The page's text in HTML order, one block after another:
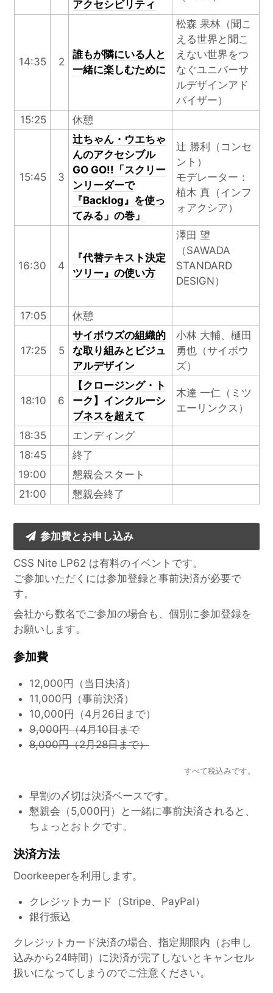
アクセシビリティ
14:35 2
誰もが隣にいる人と
一緒に楽しむために
松森 果林（聞こ
える世界と聞こ
えない世界をつ
なぐユニバーサ
ルデザインアド
バイザー）
15:25
休憩
15:45 3
辻ちゃん・ウエちゃ
んのアクセシブル
GO GO!!「スクリー
ンリーダーで
『Backlog』を使っ
てみる」の巻」
辻 勝利（コンセ
ント）
モデレーター：
植木 真（インフ
ォアクシア）
16:30 4
『代替テキスト決定
ツリー』の使い方
澤田 望
（SAWADA
STANDARD
DESIGN）
17:05 休憩
17:25 5
サイボウズの組織的
な取り組みとビジュ
アルデザイン
小林 大輔、樋田
勇也（サイボウ
ズ）
18:10 6
【クロージング・ト
ーク】インクルーシ
ブネスを超えて
木達 一仁（ミツ
エーリンクス）
18:35
エンディング
18:45
終了
19:00
懇親会スタート
21:00
懇親会終了
参加費とお申し込み
CSS Nite LP62 は有料のイベントです。
ご参加いただくには参加登録と事前決済が必要で
す。
会社から数名でご参加の場合も、個別に参加登録を
お願いします。
参加費
12,000円（当日決済）
11,000円（事前決済）
10,000円（4月26日まで）
9,000円（4月10日まで
8,000円（2月28日まで）
すべて税込みです。
早割の〆切は決済ベースです。
懇親会（5,000円）と一緒に事前決済されると、
ちょっとおトクです。
決済方法
Doorkeeperを利用します。
クレジットカード（Stripe、PayPal）
銀行振込
クレジットカード決済の場合、指定期限内（お申し
込みから24時間）に決済が完了しないとキャンセル
扱いになってしまうのでご注意ください。